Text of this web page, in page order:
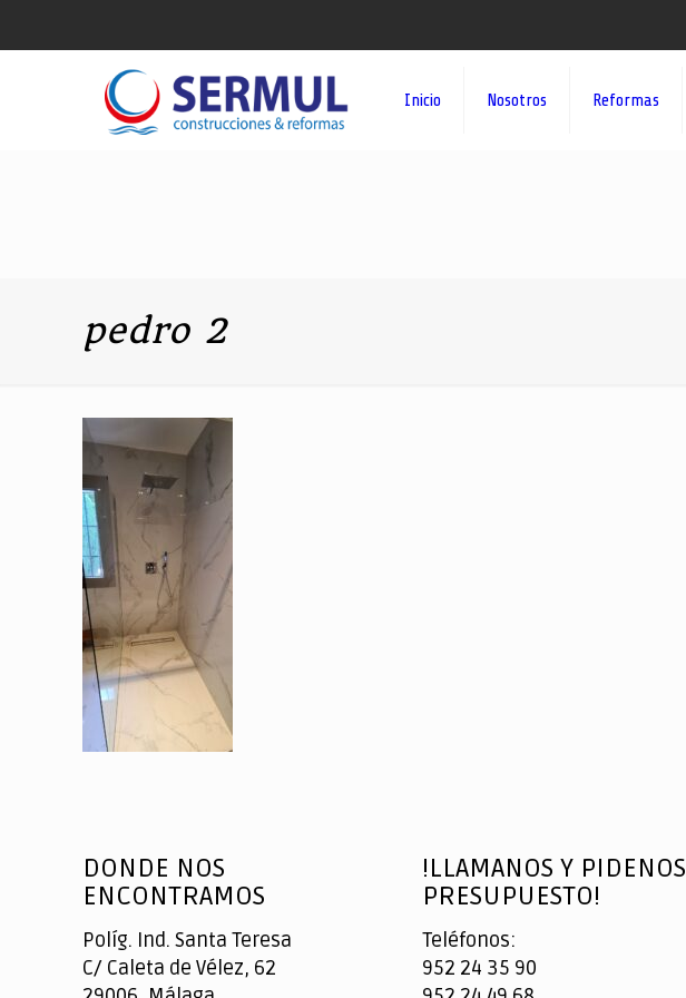
Inicio Nosotros Reformas
pedro 2
DONDE NOS
ENCONTRAMOS
Políg. Ind. Santa Teresa
C/ Caleta de Vélez, 62
!LLAMANOS Y PIDENOS
PRESUPUESTO!
Teléfonos:
952 24 35 90